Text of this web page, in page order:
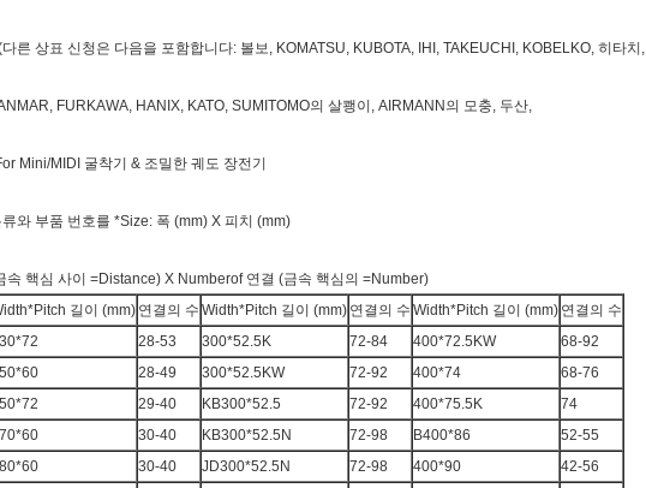
른 상표 신청은 다음을 포함합니다: 볼보, KOMATSU, KUBOTA, IHI, TAKEUCHI, KOBELKO, 히타치,
FURKAWA, HANIX, KATO, SUMITOMO의 살쾡이, AIRMANN의 모충, 두산,
Mini/MIDI 굴착기 & 조밀한 궤도 장전기
류와 부품 번호를 *Size: 폭 (mm) X 피치 (mm)
속 핵심 사이 =Distance) X Numberof 연결 (금속 핵심의 =Number)
길이 (mm) 연결의 수 Width*Pitch 길이 (mm) 연결의 수 Width*Pitch 길이 (mm) 연결의 수
28-53 300*52.5K 72-84 400*72.5KW
68-92
28-49 300*52.5KW 72-92 400*74
68-76
29-40 KB300*52.5 72-92 400*75.5K
74
30-40 KB300*52.5N 72-98 B400*86
52-55
30-40 JD300*52.5N 72-98 400*90
42-56